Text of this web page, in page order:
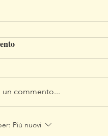
dei colori
un commento...
Più nuovi